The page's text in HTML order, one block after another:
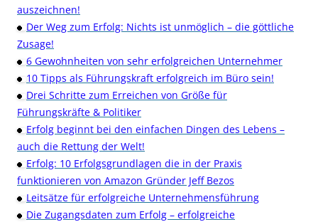
auszeichnen!
Der Weg zum Erfolg: Nichts ist unmöglich – die göttliche
Zusage!
6 Gewohnheiten von sehr erfolgreichen Unternehmer
10 Tipps als Führungskraft erfolgreich im Büro sein!
Drei Schritte zum Erreichen von Größe für
Führungskräfte & Politiker
Erfolg beginnt bei den einfachen Dingen des Lebens –
auch die Rettung der Welt!
Erfolg: 10 Erfolgsgrundlagen die in der Praxis
funktionieren von Amazon Gründer Jeff Bezos
Leitsätze für erfolgreiche Unternehmensführung
Die Zugangsdaten zum Erfolg – erfolgreiche